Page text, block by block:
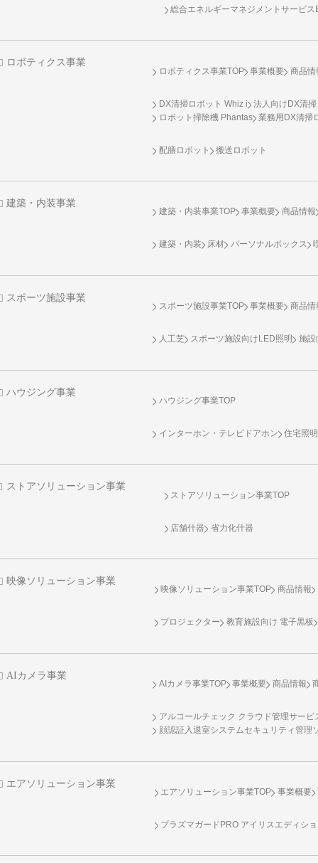
総合エネルギーマネジメントサービ
ロボティクス事業
ロボティクス事業TOP 事業概要 商品情
DX清掃ロボット Whiz i
法人向けDX清
ロボット掃除機 Phantas
業務用DX清掃
配膳ロボット 搬送ロボット
建築・内装事業
建築・内装事業TOP 事業概要 商品情報
建築・内装 床材 パーソナルボックス
スポーツ施設事業
スポーツ施設事業TOP 事業概要 商品情
人工芝 スポーツ施設向け LED照明 施設
ハウジング事業
ハウジング事業TOP
インターホン・テレビドアホン 住宅照明
ストアソリューション事業
ストアソリューション事業TOP
店舗什器 省力化什器
映像ソリューション事業
映像ソリューション事業TOP 商品情報
プロジェクター 教育施設向け 電子黒板
AIカメラ事業
AIカメラ事業TOP 事業概要 商品情報
アルコールチェック クラウド管理サービ
顔認証入退室システムセキュリティ管理
エアソリューション事業
エアソリューション事業TOP 事業概要
プラズマガードPRO アイリスエディシ